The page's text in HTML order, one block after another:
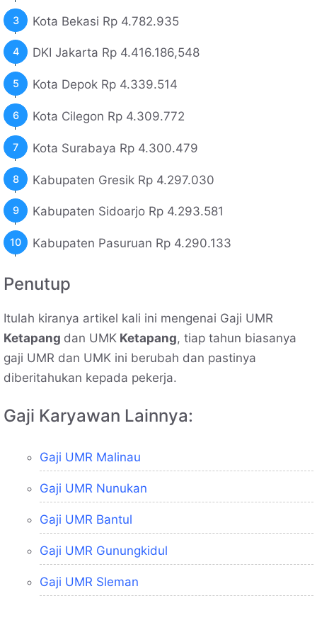
Kota Bekasi Rp 4.782.935
DKI Jakarta Rp 4.416.186,548
Kota Depok Rp 4.339.514
Kota Cilegon Rp 4.309.772
Kota Surabaya Rp 4.300.479
Kabupaten Gresik Rp 4.297.030
Kabupaten Sidoarjo Rp 4.293.581
Kabupaten Pasuruan Rp 4.290.133
Penutup
Itulah kiranya artikel kali ini mengenai Gaji UMR
Ketapang dan UMK Ketapang, tiap tahun biasanya
gaji UMR dan UMK ini berubah dan pastinya
diberitahukan kepada pekerja.
Gaji Karyawan Lainnya:
Gaji UMR Malinau
Gaji UMR Nunukan
Gaji UMR Bantul
Gaji UMR Gunungkidul
Gaji UMR Sleman